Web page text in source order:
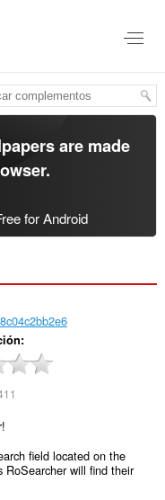
are made
.
for Android
field located on the
RoSearcher will find their